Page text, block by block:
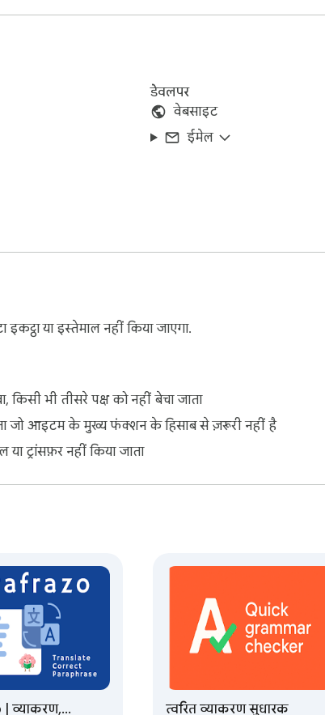
है। Google Chrome ™ के लिए यह एक्सटेंशन Free Spell
डेवलपर
वेबसाइट
ईमेल
या इस्तेमाल नहीं किया जाएगा.
भी तीसरे पक्ष को नहीं बेचा जाता
जो आइटम के मुख्य फंक्शन के हिसाब से ज़रूरी नहीं है
ट्रांसफ़र नहीं किया जाता
| व्याकरण, त्वरित व्याकरण सुधारक